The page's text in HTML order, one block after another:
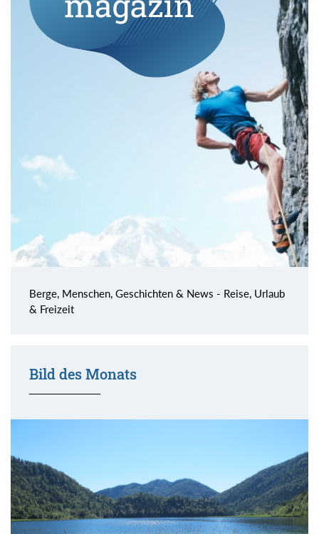
Berge, Menschen, Geschichten & News - Reise, Urlaub
& Freizeit
Bild des Monats